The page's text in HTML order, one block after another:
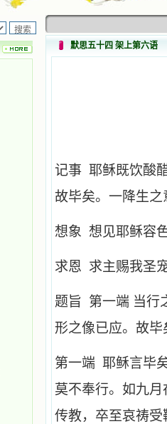
默思五十四 架上第六语
记事 耶稣既饮酸
故毕矣。一降生
想象 想见耶稣容
求恩 求主赐我圣
题旨 第一端 当行
形之像已应。故毕
第一端 耶稣言毕
莫不奉行。如九
传教，卒至哀祷